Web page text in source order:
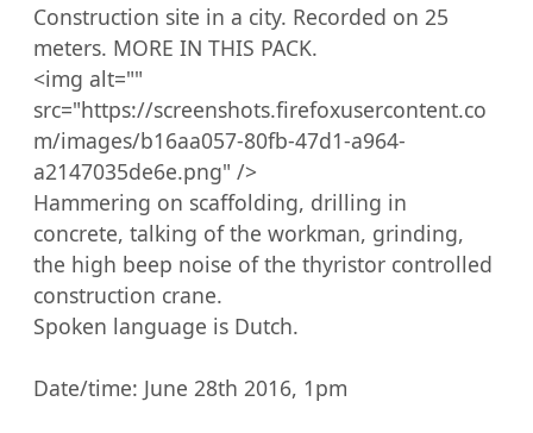
Construction site in a city. Recorded on 25
meters. MORE IN THIS PACK.
<img alt=""
src="https://screenshots.firefoxusercontent.co
m/images/b16aa057-80fb-47d1-a964-
a2147035de6e.png" />
Hammering on scaffolding, drilling in
concrete, talking of the workman, grinding,
the high beep noise of the thyristor controlled
construction crane.
Spoken language is Dutch.
Date/time: June 28th 2016, 1pm